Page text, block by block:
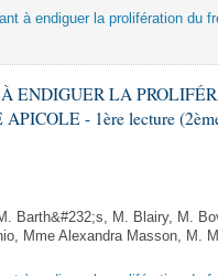
à endiguer la prolifération du
ENDIGUER LA
- 1ère lecture
Barth&#232;s, M. Blairy, M.
Mme Alexandra Masson, M.